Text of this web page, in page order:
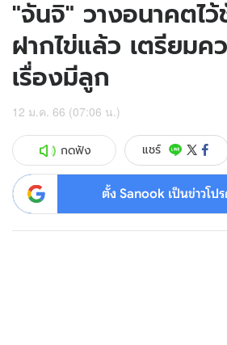
"จันจิ" วางอนาคตไ
ฝากไข่แล้ว เตรียมค
เรื่องมีลูก
12 ม.ค. 66 (07:06 น.)
กดฟัง แชร์
ตั้ง Sanook เป็นข่าวโ